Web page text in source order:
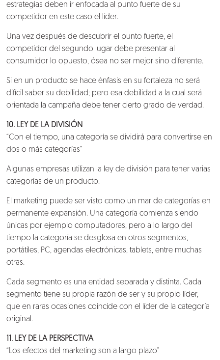
Nosotros
Clientes
Lo que hacemos
Talento
Conversemos
estrategias deben ir enfocada al punto fuerte de su
competidor en este caso el líder.
Una vez después de descubrir el punto fuerte, el
competidor del segundo lugar debe presentar al
consumidor lo opuesto, ósea no ser mejor sino diferente.
Si en un producto se hace énfasis en su fortaleza no será
difícil saber su debilidad; pero esa debilidad a la cual será
orientada la campaña debe tener cierto grado de verdad.
10. LEY DE LA DIVISIÓN
“Con el tiempo, una categoría se dividirá para convertirse en
dos o más categorías”
Algunas empresas utilizan la ley de división para tener varias
categorías de un producto.
El marketing puede ser visto como un mar de categorías en
permanente expansión. Una categoría comienza siendo
únicas por ejemplo computadoras, pero a lo largo del
tiempo la categoría se desglosa en otros segmentos,
portátiles, PC, agendas electrónicas, tablets, entre muchas
otras.
Cada segmento es una entidad separada y distinta. Cada
segmento tiene su propia razón de ser y su propio líder,
que en raras ocasiones coincide con el líder de la categoría
original.
11. LEY DE LA PERSPECTIVA
“Los efectos del marketing son a largo plazo”